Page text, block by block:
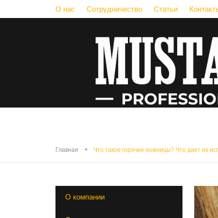
О нас Сотрудничество Статьи
Главная Что такое горячие ножницы? Что дает их
О компании